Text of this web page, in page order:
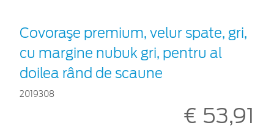
Covoraşe premium, velur spate, gri,
cu margine nubuk gri, pentru al
doilea rând de scaune
2019308
€ 53,91